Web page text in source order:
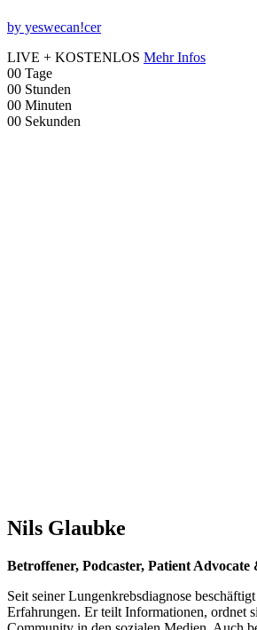
by yeswecan!cer
LIVE + KOSTENLOS Mehr Infos
00 Tage
00 Stunden
00 Minuten
00 Sekunden
Nils Glaubke
Betroffener, Podcaster, Patient
Seit seiner Lungenkrebsdiagnose
Erfahrungen. Er teilt Informationen, ordnet